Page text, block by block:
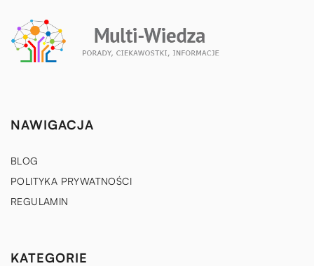
NAWIGACJA
BLOG
POLITYKA PRYWATNOŚCI
REGULAMIN
KATEGORIE